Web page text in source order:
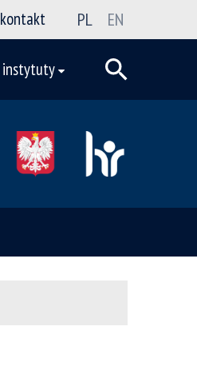
kontakt PL EN
instytuty